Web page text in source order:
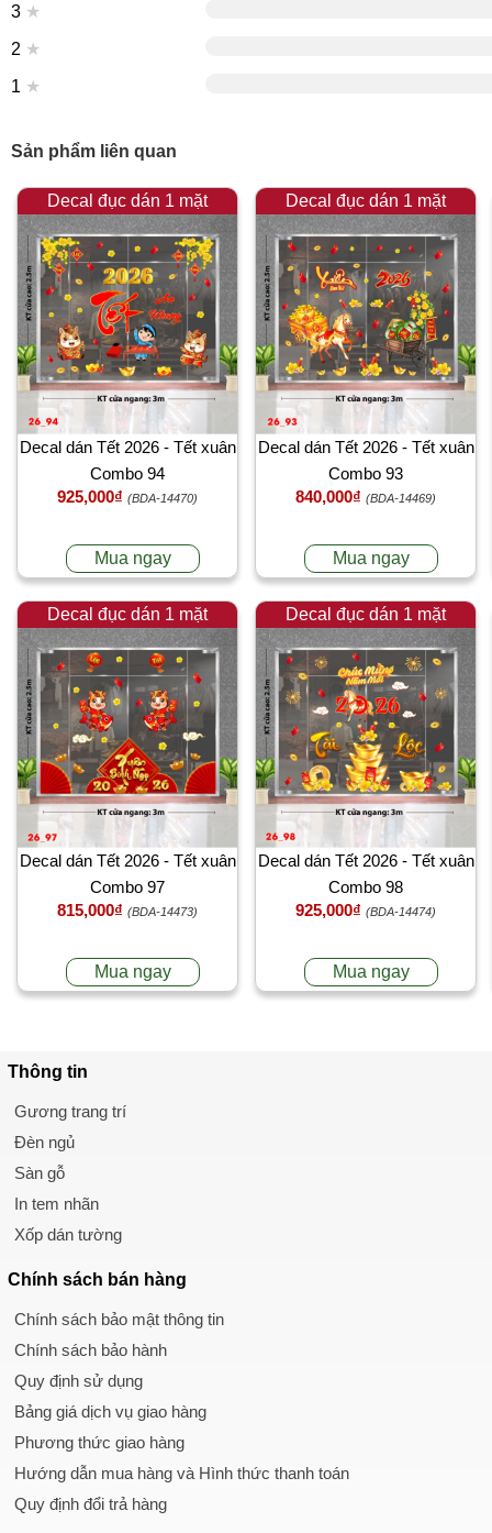
3 ★
2 ★
1 ★
Sản phẩm liên quan
Decal đục dán 1 mặt
Decal dán Tết 2026 - Tết xuân
Combo 94
925,000₫ (BDA-14470)
Mua ngay
Decal đục dán 1 mặt
Decal dán Tết 2026 - Tết xuân
Combo 93
840,000₫ (BDA-14469)
Mua ngay
Decal đục dán 1 mặt
Decal dán Tết 2026 - Tết xuân
Combo 97
815,000₫ (BDA-14473)
Mua ngay
Decal đục dán 1 mặt
Decal dán Tết 2026 - Tết xuân
Combo 98
925,000₫ (BDA-14474)
Mua ngay
Thông tin
Gương trang trí
Đèn ngủ
Sàn gỗ
In tem nhãn
Xốp dán tường
Chính sách bán hàng
Chính sách bảo mật thông tin
Chính sách bảo hành
Quy định sử dụng
Bảng giá dịch vụ giao hàng
Phương thức giao hàng
Hướng dẫn mua hàng và Hình thức thanh toán
Quy định đổi trả hàng